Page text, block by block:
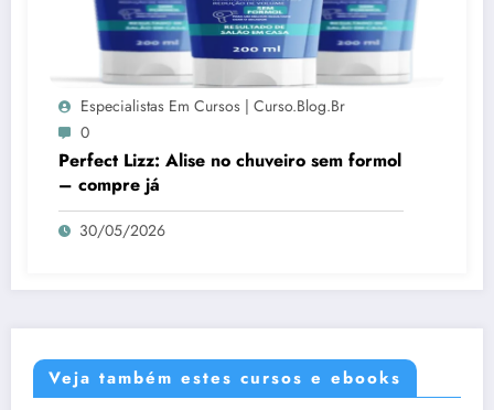
Especialistas Em Cursos | Curso.blog.br
0
Perfect Lizz: Alise no chuveiro sem formol
– compre já
30/05/2026
Veja também estes cursos e ebooks